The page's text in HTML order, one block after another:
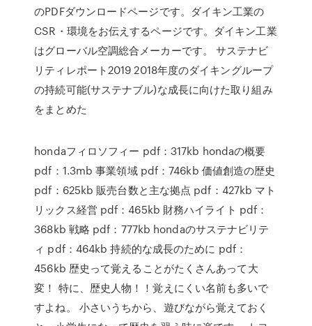
のPDFダウンロードページです。ダイキン工業の
CSR・環境をお伝えするページです。ダイキン工業
はグローバル空調総合メーカーです。 サステナビ
リティレポート2019 2018年度のダイキングループ
の持続可能(サステナブル)な成長に向けた取り組み
をまとめた
hondaフィロソフィー pdf：317kb hondaの概要
pdf：1.3mb 事業領域 pdf：746kb 価値創造の歴史
pdf：625kb 販売台数と主な拠点 pdf：427kb マト
リックス経営 pdf：465kb 財務ハイライト pdf：
368kb 戦略 pdf：777kb hondaのサステナビリテ
ィ pdf：464kb 持続的な成長のために pdf：
456kb 歴史って覚えることがたくさんあって大
変！ 特に、歴史人物！！覚えにくい名前も多いで
すよね。 小さいうちから、遊びながら覚えておく